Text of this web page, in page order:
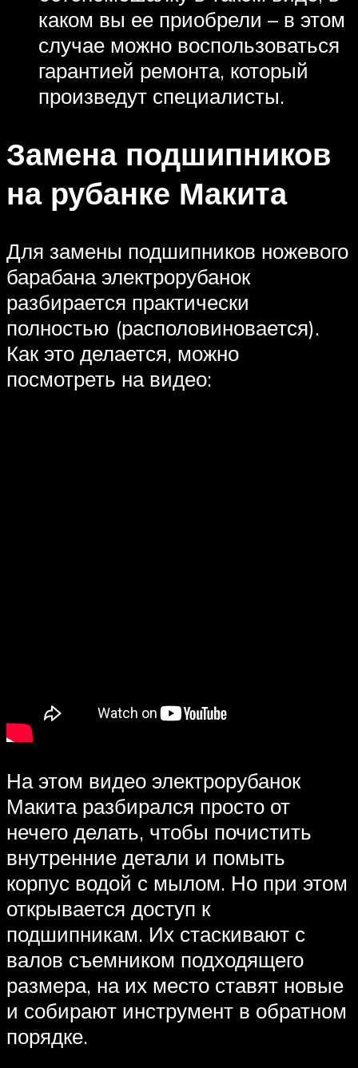
каком вы ее приобрели – в этом
случае можно воспользоваться
гарантией ремонта, который
произведут специалисты.
Замена подшипников
на рубанке Макита
Для замены подшипников ножевого
барабана электрорубанок
разбирается практически
полностью (располовиновается).
Как это делается, можно
посмотреть на видео:
На этом видео электрорубанок
Макита разбирался просто от
нечего делать, чтобы почистить
внутренние детали и помыть
корпус водой с мылом. Но при этом
открывается доступ к
подшипникам. Их стаскивают с
валов съемником подходящего
размера, на их место ставят новые
и собирают инструмент в обратном
порядке.